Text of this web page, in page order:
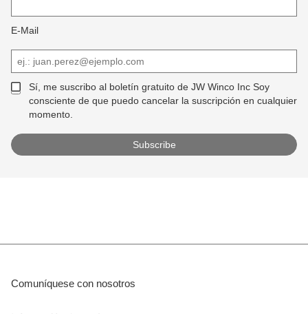
E-Mail
Sí, me suscribo al boletín gratuito de JW Winco Inc Soy
consciente de que puedo cancelar la suscripción en cualquier
momento.
Comuníquese con nosotros